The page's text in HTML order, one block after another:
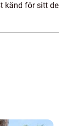
känd för sitt